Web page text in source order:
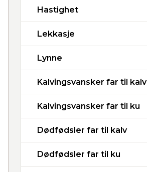
Hastighet
Lekkasje
Lynne
Kalvingsvansker far til kalv
Kalvingsvansker far til ku
Dødfødsler far til kalv
Dødfødsler far til ku